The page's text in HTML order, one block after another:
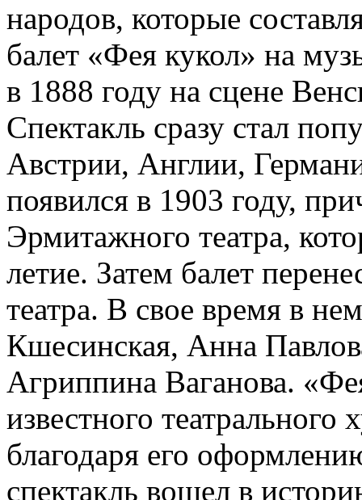
народов, которые
балет «Фея кукол» на
в 1888 году на сцене
Спектакль сразу стал
Австрии, Англии,
появился в 1903 году,
Эрмитажного театра,
летие. Затем балет
театра. В свое время в
Кшесинская, Анна
Агриппина Ваганова.
известного
благодаря его
спектакль вошел в